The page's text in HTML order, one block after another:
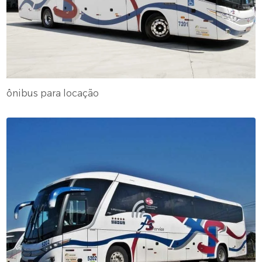
ônibus para locação